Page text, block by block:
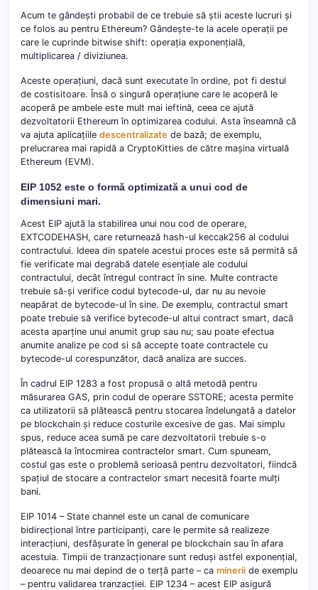
Acum te gândești probabil de ce trebuie să știi aceste lucruri și
ce folos au pentru Ethereum? Gândește-te la acele operații pe
care le cuprinde bitwise shift: operația exponențială,
multiplicarea / diviziunea.
Aceste operațiuni, dacă sunt executate în ordine, pot fi destul
de costisitoare. Însă o singură operațiune care le acoperă le
acoperă pe ambele este mult mai ieftină, ceea ce ajută
dezvoltatorii Ethereum în optimizarea codului. Asta înseamnă că
va ajuta aplicațiile descentralizate de bază; de exemplu,
prelucrarea mai rapidă a CryptoKitties de către mașina virtuală
Ethereum (EVM).
EIP 1052 este o formă optimizată a unui cod de
dimensiuni mari.
Acest EIP ajută la stabilirea unui nou cod de operare,
EXTCODEHASH, care returnează hash-ul keccak256 al codului
contractului. Ideea din spatele acestui proces este să permită să
fie verificate mai degrabă datele esențiale ale codului
contractului, decât întregul contract în sine. Multe contracte
trebuie să-și verifice codul bytecode-ul, dar nu au nevoie
neapărat de bytecode-ul în sine. De exemplu, contractul smart
poate trebuie să verifice bytecode-ul altui contract smart, dacă
acesta aparține unui anumit grup sau nu; sau poate efectua
anumite analize pe cod si să accepte toate contractele cu
bytecode-ul corespunzător, dacă analiza are succes.
În cadrul EIP 1283 a fost propusă o altă metodă pentru
măsurarea GAS, prin codul de operare SSTORE; acesta permite
ca utilizatorii să plătească pentru stocarea îndelungată a datelor
pe blockchain și reduce costurile excesive de gas. Mai simplu
spus, reduce acea sumă pe care dezvoltatorii trebuie s-o
plătească la întocmirea contractelor smart. Cum spuneam,
costul gas este o problemă serioasă pentru dezvoltatori, fiindcă
spațiul de stocare a contractelor smart necesită foarte mulți
bani.
EIP 1014 – State channel este un canal de comunicare
bidirecțional între participanți, care le permite să realizeze
interacțiuni, desfășurate în general pe blockchain sau în afara
acestuia. Timpii de tranzacționare sunt reduși astfel exponențial,
deoarece nu mai depind de o terță parte – ca minerii de exemplu
– pentru validarea tranzacției. EIP 1234 – acest EIP asigură